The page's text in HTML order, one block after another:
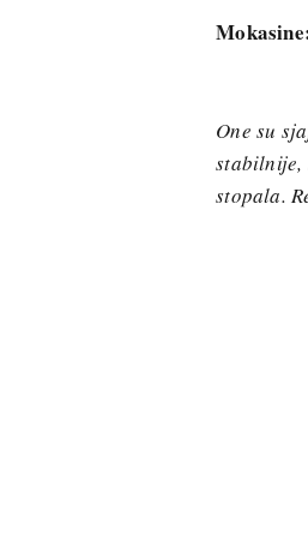
One su
stabilnije,
stopala.